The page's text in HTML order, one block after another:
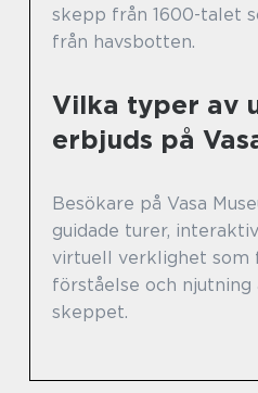
skepp från 1600-talet
från havsbotten.
Vilka typer av
erbjuds på
Besökare på Vasa
guidade turer,
virtuell verklighet som
förståelse och
skeppet.